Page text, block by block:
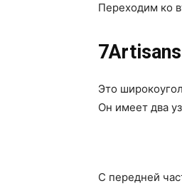
Переходим ко
Это
Он имеет два
C передней